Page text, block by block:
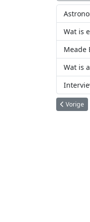
Wat is
Meade
Wat is
Vorig
Vorige